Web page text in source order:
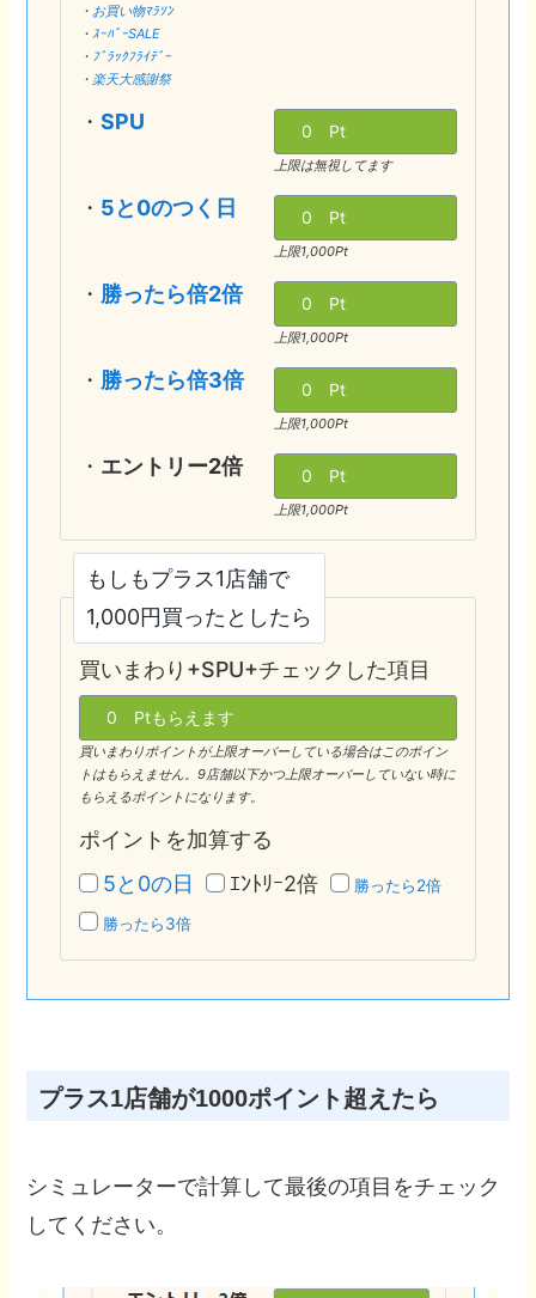
・ お買い物ﾏﾗｿﾝ
・ｽｰﾊﾟｰSALE
・ ﾌﾞﾗｯｸﾌﾗｲﾃﾞｰ
・ 楽天大感謝祭
・SPU
上限は無視してます
・ 5と0のつく日
上限1,000Pt
・ 勝ったら倍2倍
上限1,000Pt
・ 勝ったら倍3倍
上限1,000Pt
・ エントリー2倍
上限1,000Pt
もしもプラス1店舗で
1,000円買ったとしたら
買いまわり+SPU+チェックした項目
買いまわりポイントが上限オーバーしている場合はこのポイン
トはもらえません。9店舗以下かつ上限オーバーしていない時に
もらえるポイントになります。
ポイントを加算する
5と0の日
ｴﾝﾄﾘｰ2倍
勝ったら2倍
勝ったら3倍
+
店
舗
1
＞
店
舗
コ
＞
店
舗
コ
＞
店
舗
コ
＞
店
舗
コ
＞
店
舗
コ
＞
店
舗
コ
＞
店
舗
コ
＞
店
舗
コ
プラス1店舗が1000ポイント超えたら
シミュレーターで計算して最後の項目をチェック
してください。